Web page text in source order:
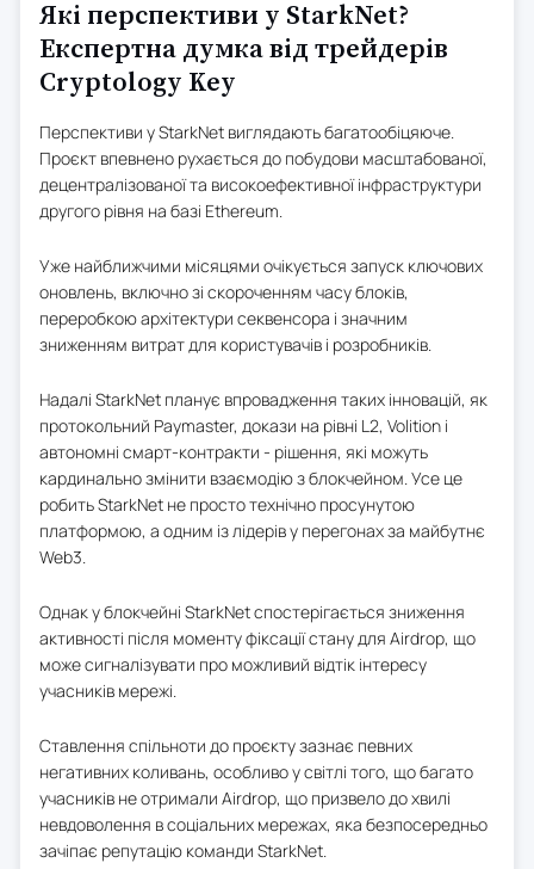
Які перспективи у StarkNet?
Експертна думка від трейдерів
Cryptology Key
Перспективи у StarkNet виглядають багатообіцяюче.
Проєкт впевнено рухається до побудови масштабованої,
децентралізованої та високоефективної інфраструктури
другого рівня на базі Ethereum.
Уже найближчими місяцями очікується запуск ключових
оновлень, включно зі скороченням часу блоків,
переробкою архітектури секвенсора і значним
зниженням витрат для користувачів і розробників.
Надалі StarkNet планує впровадження таких інновацій, як
протокольний Paymaster, докази на рівні L2, Volition і
автономні смарт-контракти - рішення, які можуть
кардинально змінити взаємодію з блокчейном. Усе це
робить StarkNet не просто технічно просунутою
платформою, а одним із лідерів у перегонах за майбутнє
Web3.
Однак у блокчейні StarkNet спостерігається зниження
активності після моменту фіксації стану для Airdrop, що
може сигналізувати про можливий відтік інтересу
учасників мережі.
Ставлення спільноти до проєкту зазнає певних
негативних коливань, особливо у світлі того, що багато
учасників не отримали Airdrop, що призвело до хвилі
невдоволення в соціальних мережах, яка безпосередньо
зачіпає репутацію команди StarkNet.